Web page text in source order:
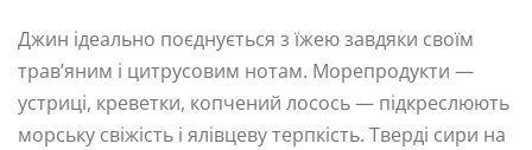
Джин ідеально поєднується з їжею завдяки своїм
трав’яним і цитрусовим нотам. Морепродукти —
устриці, креветки, копчений лосось — підкреслюють
морську свіжість і ялівцеву терпкість. Тверді сири на